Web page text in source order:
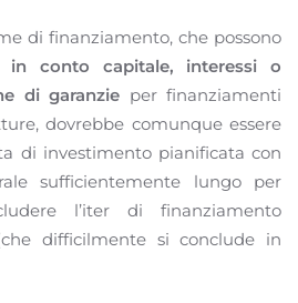
di finanziamento, che possono
in conto capitale, interessi o
di garanzie per finanziamenti
dovrebbe comunque essere
di investimento pianificata con
sufficientemente lungo per
l’iter di finanziamento
difficilmente si conclude in